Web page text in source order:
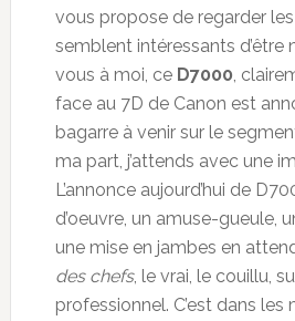
vous propose de regarder
semblent intéressants d’être
vous à moi, ce D7000 ,
face au 7D de Canon est
bagarre à venir sur le
ma part, j’attends avec une
L’annonce aujourd’hui de
d’oeuvre, un amuse-gueule,
une mise en jambes en
des chefs, le vrai, le couillu,
professionnel. C’est dans les